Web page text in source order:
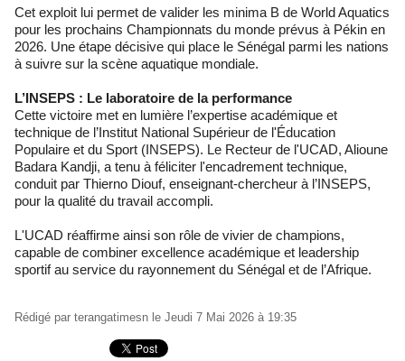
Cet exploit lui permet de valider les minima B de World Aquatics
pour les prochains Championnats du monde prévus à Pékin en
2026. Une étape décisive qui place le Sénégal parmi les nations
à suivre sur la scène aquatique mondiale.
L’INSEPS : Le laboratoire de la performance
Cette victoire met en lumière l’expertise académique et
technique de l’Institut National Supérieur de l'Éducation
Populaire et du Sport (INSEPS). Le Recteur de l'UCAD, Alioune
Badara Kandji, a tenu à féliciter l'encadrement technique,
conduit par Thierno Diouf, enseignant-chercheur à l’INSEPS,
pour la qualité du travail accompli.
L'UCAD réaffirme ainsi son rôle de vivier de champions,
capable de combiner excellence académique et leadership
sportif au service du rayonnement du Sénégal et de l’Afrique.
Rédigé par terangatimesn le Jeudi 7 Mai 2026 à 19:35